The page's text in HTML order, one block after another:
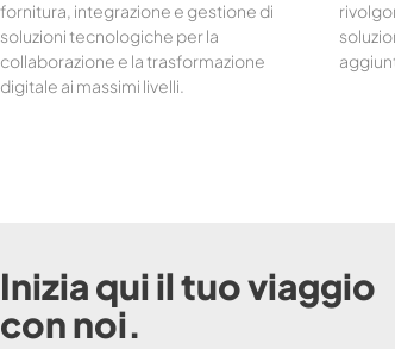
fornitura, integrazione e gestione di
soluzioni tecnologiche per la
collaborazione e la trasformazione
digitale ai massimi livelli.
Inizia qui il tuo viaggio
con noi.